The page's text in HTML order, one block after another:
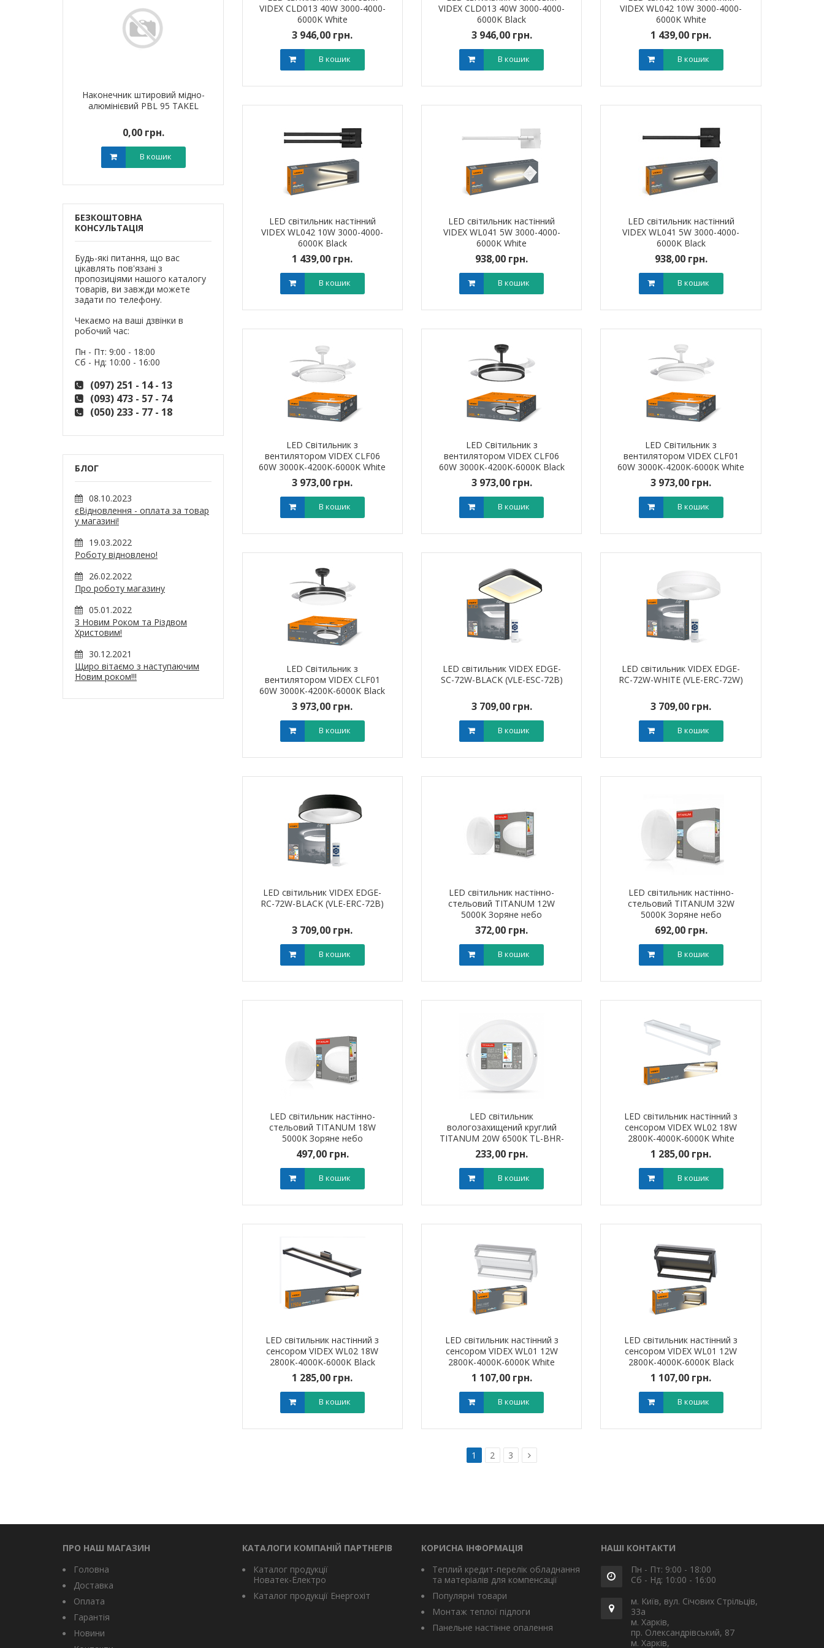
Наконечник штировий мідно-
алюмінієвий PBL 95 TAKEL
0,00 грн.
В кошик
WPET-12 LEE
0,00 грн.
алюмінієвий PBL 70 TAKEL
WPET-5 LEE
0,00 грн.
WPET-25 LEE
0,00 грн.
В кошик
БЕЗКОШТОВНА
КОНСУЛЬТАЦІЯ
Будь-які питання, що вас
цікавлять пов'язані з
пропозиціями нашого каталогу
товарів, ви завжди можете
задати по телефону.
Чекаємо на ваші дзвінки в
робочий час:
Пн - Пт: 9:00 - 18:00
Сб - Нд: 10:00 - 16:00
(097) 251 - 14 - 13
(093) 473 - 57 - 74
(050) 233 - 77 - 18
БЛОГ
08.10.2023
єВідновлення - оплата за товар
у магазині!
19.03.2022
Роботу відновлено!
26.02.2022
Про роботу магазину
05.01.2022
З Новим Роком та Різдвом
Христовим!
30.12.2021
Щиро вітаємо з наступаючим
Новим роком!!!
VIDEX CLD013 40W 3000-4000-
6000K White
3 946,00 грн.
В кошик
VIDEX CLD013 40W 3000-4000-
6000K Black
3 946,00 грн.
В кошик
VIDEX WL042 10W 3000-4000-
6000K White
1 439,00 грн.
В кошик
LED світильник настінний
VIDEX WL042 10W 3000-4000-
6000K Black
1 439,00 грн.
В кошик
LED світильник настінний
VIDEX WL041 5W 3000-4000-
6000K White
938,00 грн.
В кошик
LED світильник настінний
VIDEX WL041 5W 3000-4000-
6000K Black
938,00 грн.
В кошик
LED Світильник з
вентилятором VIDEX CLF06
60W 3000K-4200K-6000K White
3 973,00 грн.
В кошик
LED Світильник з
вентилятором VIDEX CLF06
60W 3000K-4200K-6000K Black
3 973,00 грн.
В кошик
LED Світильник з
вентилятором VIDEX CLF01
60W 3000K-4200K-6000K White
3 973,00 грн.
В кошик
LED Світильник з
вентилятором VIDEX CLF01
60W 3000K-4200K-6000K Black
3 973,00 грн.
В кошик
LED світильник VIDEX EDGE-
SC-72W-BLACK (VLE-ESC-72B)
3 709,00 грн.
В кошик
LED світильник VIDEX EDGE-
RC-72W-WHITE (VLE-ERC-72W)
3 709,00 грн.
В кошик
LED світильник VIDEX EDGE-
RC-72W-BLACK (VLE-ERC-72B)
3 709,00 грн.
В кошик
LED світильник настінно-
стельовий TITANUM 12W
5000K Зоряне небо
372,00 грн.
В кошик
LED світильник настінно-
стельовий TITANUM 32W
5000K Зоряне небо
692,00 грн.
В кошик
LED світильник настінно-
стельовий TITANUM 18W
5000K Зоряне небо
497,00 грн.
В кошик
LED світильник
вологозахищений круглий
TITANUM 20W 6500K TL-BHR-
206
233,00 грн.
В кошик
LED світильник настінний з
сенсором VIDEX WL02 18W
2800K-4000K-6000K White
1 285,00 грн.
В кошик
LED світильник настінний з
сенсором VIDEX WL02 18W
2800K-4000K-6000K Black
1 285,00 грн.
В кошик
LED світильник настінний з
сенсором VIDEX WL01 12W
2800K-4000K-6000K White
1 107,00 грн.
В кошик
LED світильник настінний з
сенсором VIDEX WL01 12W
2800K-4000K-6000K Black
1 107,00 грн.
В кошик
1 2 3
ПРО НАШ МАГАЗИН
Головна
Доставка
Оплата
Гарантія
Новини
КАТАЛОГИ КОМПАНІЙ ПАРТНЕРІВ
Каталог продукції
Новатек-Електро
Каталог продукції Енергохіт
КОРИСНА ІНФОРМАЦІЯ
Теплий кредит-перелік обладнання
та матеріалів для компенсації
Популярні товари
Монтаж теплої підлоги
Панельне настінне опалення
НАШІ КОНТАКТИ
Пн - Пт: 9:00 - 18:00
Сб - Нд: 10:00 - 16:00
м. Київ, вул. Січових Стрільців,
33а
м. Харків,
пр. Олександрівський, 87
м. Харків,